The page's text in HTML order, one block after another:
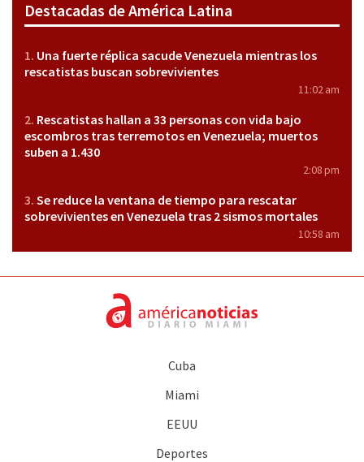
Destacadas de América Latina
Una fuerte réplica sacude Venezuela mientras los
rescatistas buscan sobrevivientes
11:02 am
Rescatistas hallan a 33 personas con vida bajo
escombros tras terremotos en Venezuela; muertos
suben a 1.430
2:08 pm
Se reduce la ventana de tiempo para rescatar
sobrevivientes en Venezuela tras 2 sismos mortales
10:58 am
Cuba
Miami
EEUU
Deportes